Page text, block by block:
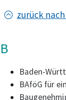
zurück
B
Baden-
BAföG für